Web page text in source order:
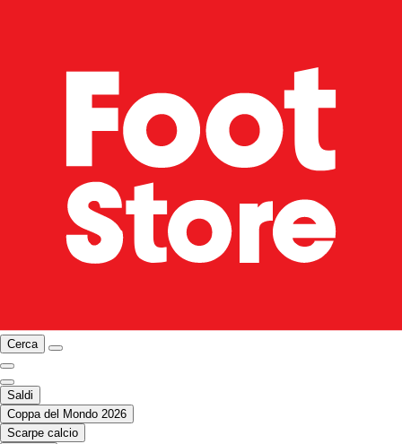
Cerca
Saldi
Coppa del Mondo 2026
Scarpe calcio